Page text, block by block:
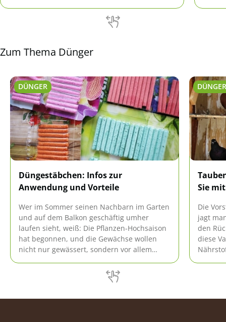
Zum Thema Dünger
DÜNGER
Düngestäbchen: Infos zur
Anwendung und Vorteile
Wer im Sommer seinen Nachbarn im Garten
und auf dem Balkon geschäftig umher
laufen sieht, weiß: Die Pflanzen-Hochsaison
hat begonnen, und die Gewächse wollen
nicht nur gewässert, sondern vor allem
werden. Doch die Versorgung der Pflanzen
funktioniert auch bequemer: Mit Hilfe von
DÜNGER
Sie
Die
jagt
den
diese